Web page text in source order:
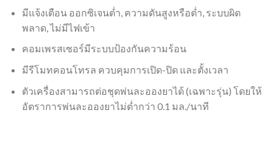
มีแจ้งเตือน ออกซิเจนตํ่า, ความดันสูงหรือตํ่า, ระบบผิด
พลาด, ไม่มีไฟเข้า
คอมเพรสเซอร์มีระบบป้องกันความร้อน
มีรีโมทคอนโทรล ควบคุมการเปิด-ปิด และตั้งเวลา
ตัวเครื่องสามารถต่อชุดพ่นละอองยาได้ (เฉพาะรุ่น) โดยให้
อัตราการพ่นละอองยาไม่ต่ำกว่า 0.1 มล./นาที